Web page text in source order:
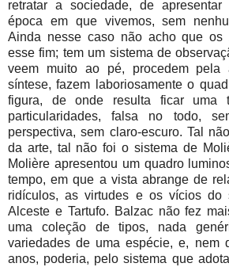
retratar a sociedade, de
época em que vivemos, sem
Ainda nesse caso não acho que os
esse fim; tem um sistema de
veem muito ao pé, procedem
síntese, fazem laboriosamente o
figura, de onde resulta ficar uma
particularidades, falsa no todo,
perspectiva, sem claro-escuro. Tal
da arte, tal não foi o sistema de
Molière apresentou um quadro
tempo, em que a vista abrange de
ridículos, as virtudes e os vícios do
Alceste e Tartufo. Balzac não fez
uma coleção de tipos, nada
variedades de uma espécie, e, nem
anos, poderia, pelo sistema que